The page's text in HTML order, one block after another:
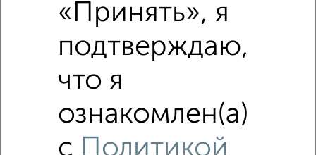
«Принять», я
подтверждаю,
что я
ознакомлен(а)
с Политикой